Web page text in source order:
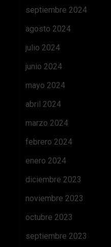
septiembre 2024
agosto 2024
julio 2024
junio 2024
mayo 2024
abril 2024
marzo 2024
febrero 2024
enero 2024
diciembre 2023
noviembre 2023
octubre 2023
septiembre 2023